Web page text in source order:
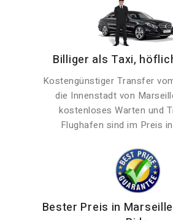
Billiger als Taxi,
Kostengünstiger Transfer
die Innenstadt von
kostenloses Warten und
Flughafen sind im Preis
Bester Preis in